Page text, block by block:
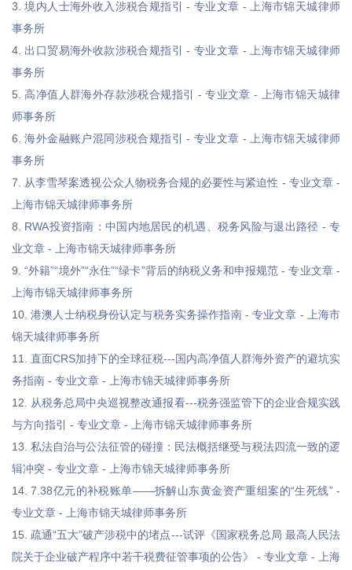
3.境内人士海外收入涉税合规指引 - 专业文章 - 上海市锦天城律师
事务所
4. 出口贸易海外收款涉税合规指引 - 专业文章 - 上海市锦天城律师
事务所
5. 高净值人群海外存款涉税合规指引 - 专业文章 - 上海市锦天城律
师事务所
6.海外金融账户混同涉税合规指引 - 专业文章 - 上海市锦天城律师
事务所
7. 从李雪琴案透视公众人物税务合规的必要性与紧迫性 - 专业文章 -
上海市锦天城律师事务所
8. RWA投资指南：中国内地居民的机遇、税务风险与退出路径 - 专
业文章 - 上海市锦天城律师事务所
9. “外籍”“境外”“永住”“绿卡”背后的纳税义务和申报规范 - 专业文章 -
上海市锦天城律师事务所
10.港澳人士纳税身份认定与税务实务操作指南 - 专业文章 - 上海市
锦天城律师事务所
11. 直面CRS加持下的全球征税---国内高净值人群海外资产的避坑实
务指南 - 专业文章 - 上海市锦天城律师事务所
12. 从税务总局中央巡视整改通报看---税务强监管下的企业合规实践
与方向指引 - 专业文章 - 上海市锦天城律师事务所
13.私法自治与公法征管的碰撞：民法概括继受与税法四流一致的逻
辑冲突 - 专业文章 - 上海市锦天城律师事务所
14.7.38亿元的补税账单——拆解山东黄金资产重组案的“生死线” -
专业文章 - 上海市锦天城律师事务所
15. 疏通“五大”破产涉税中的堵点---试评《国家税务总局 最高人民法
院关于企业破产程序中若干税费征管事项的公告》 - 专业文章 - 上海